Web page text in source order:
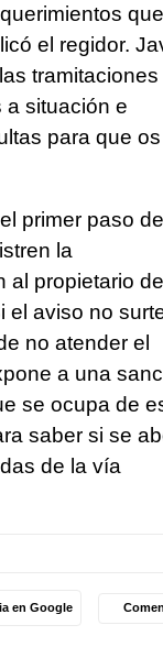
el regidor.
tramitaciones
a situación e
para que os
primer paso
la
al propietario
el aviso no
no atender el
a una
se ocupa de
saber si se
de la vía
en Google